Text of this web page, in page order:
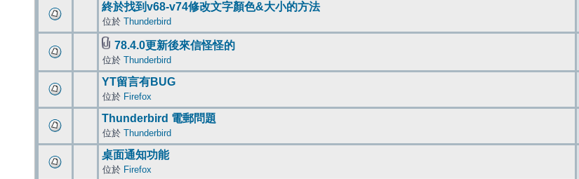
終於找到v68-v74修改文字顏色&大小的方法
位於 Thunderbird
78.4.0更新後來信怪怪的
位於 Thunderbird
YT留言有BUG
位於 Firefox
Thunderbird 電郵問題
位於 Thunderbird
桌面通知功能
位於 Firefox